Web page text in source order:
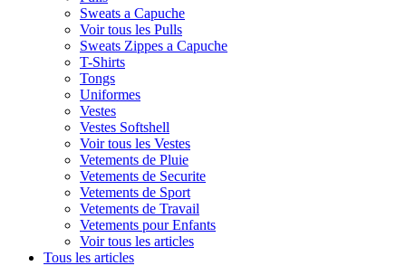
Sweats a Capuche
Voir tous les Pulls
Sweats Zippes a Capuche
T-Shirts
Tongs
Uniformes
Vestes
Vestes Softshell
Voir tous les Vestes
Vetements de Pluie
Vetements de Securite
Vetements de Sport
Vetements de Travail
Vetements pour Enfants
Voir tous les articles
Tous les articles